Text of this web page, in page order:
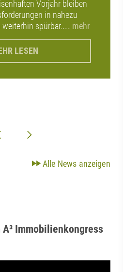
Vorjahr bleiben
in nahezu
spürbar.... mehr
LESEN
Alle News anzeigen
Immobilienkongress